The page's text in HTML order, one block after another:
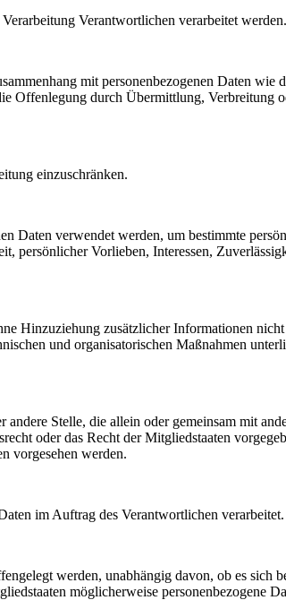
Verantwortlichen verarbeitet werden.
mit personenbezogenen Daten wie
Offenlegung durch Übermittlung, Verbreitung
einzuschränken.
Daten verwendet werden, um bestimmte
persönlicher Vorlieben, Interessen,
Hinzuziehung zusätzlicher Informationen
und organisatorischen Maßnahmen
Stelle, die allein oder gemeinsam mit
oder das Recht der Mitgliedstaaten
vorgesehen werden.
im Auftrag des Verantwortlichen verarbeitet.
werden, unabhängig davon, ob es sich
möglicherweise personenbezogene